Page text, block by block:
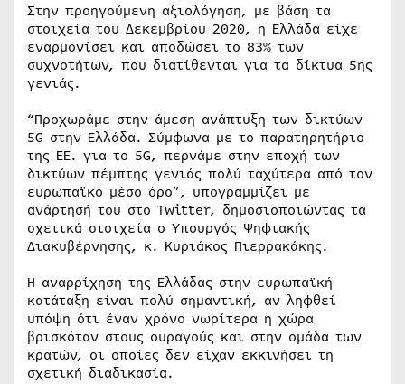
Στην προηγούμενη αξιολόγηση, με βάση τα
στοιχεία του Δεκεμβρίου 2020, η Ελλάδα είχε
εναρμονίσει και αποδώσει το 83% των
συχνοτήτων, που διατίθενται για τα δίκτυα 5ης
γενιάς.
“Προχωράμε στην άμεση ανάπτυξη των δικτύων
5G στην Ελλάδα. Σύμφωνα με το παρατηρητήριο
της ΕΕ. για το 5G, περνάμε στην εποχή των
δικτύων πέμπτης γενιάς πολύ ταχύτερα από τον
ευρωπαϊκό μέσο όρο”, υπογραμμίζει με
ανάρτησή του στο Twitter, δημοσιοποιώντας τα
σχετικά στοιχεία ο Υπουργός Ψηφιακής
Διακυβέρνησης, κ. Κυριάκος Πιερρακάκης.
Η αναρρίχηση της Ελλάδας στην ευρωπαϊκή
κατάταξη είναι πολύ σημαντική, αν ληφθεί
υπόψη ότι έναν χρόνο νωρίτερα η χώρα
βρισκόταν στους ουραγούς και στην ομάδα των
κρατών, οι οποίες δεν είχαν εκκινήσει τη
σχετική διαδικασία.